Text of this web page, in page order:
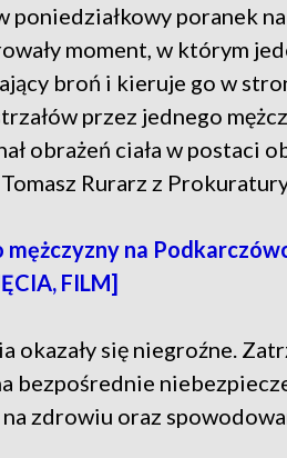
poniedziałkowy poranek
moment, w którym
broń i kieruje go w
przez jednego
obrażeń ciała w postaci
Rurarz z
mężczyzny na
FILM]
okazały się niegroźne.
bezpośrednie
zdrowiu oraz